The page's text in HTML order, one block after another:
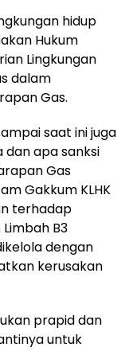
hidup
Hukum
Lingkungan
dalam
Gas.
saat ini juga
apa sanksi
Gas
Gakkum KLHK
terhadap
B3
dengan
kerusakan
prapid dan
untuk